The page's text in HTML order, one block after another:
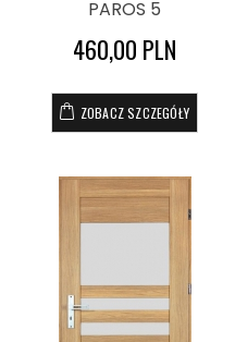
PAROS 5
460,00 PLN
ZOBACZ SZCZEGÓŁY